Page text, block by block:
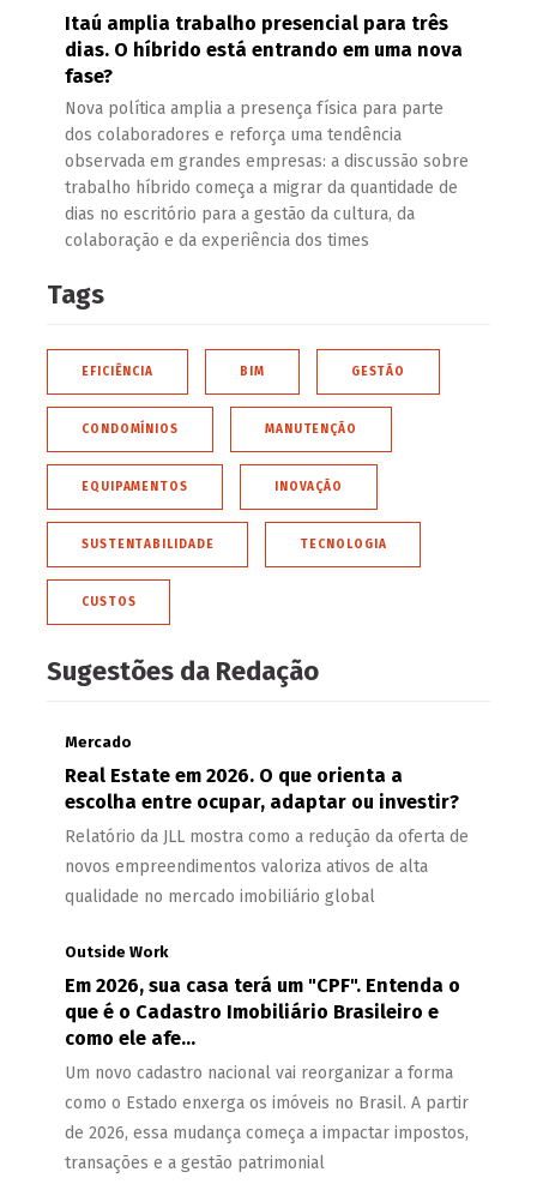
Itaú amplia trabalho presencial para três
dias. O híbrido está entrando em uma nova
fase?
Nova política amplia a presença física para parte
dos colaboradores e reforça uma tendência
observada em grandes empresas: a discussão sobre
trabalho híbrido começa a migrar da quantidade de
dias no escritório para a gestão da cultura, da
colaboração e da experiência dos times
Tags
EFICIÊNCIA BIM GESTÃO
CONDOMÍNIOS MANUTENÇÃO
EQUIPAMENTOS INOVAÇÃO
SUSTENTABILIDADE TECNOLOGIA
CUSTOS
Sugestões da Redação
Mercado
Real Estate em 2026. O que orienta a
escolha entre ocupar, adaptar ou investir?
Relatório da JLL mostra como a redução da oferta de
novos empreendimentos valoriza ativos de alta
qualidade no mercado imobiliário global
Outside Work
Em 2026, sua casa terá um "CPF". Entenda o
que é o Cadastro Imobiliário Brasileiro e
como ele afe...
Um novo cadastro nacional vai reorganizar a forma
como o Estado enxerga os imóveis no Brasil. A partir
de 2026, essa mudança começa a impactar impostos,
transações e a gestão patrimonial